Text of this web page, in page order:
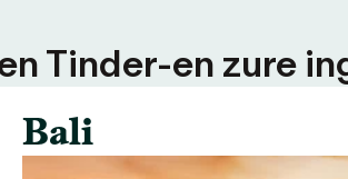
Tinder-en zure
Bali